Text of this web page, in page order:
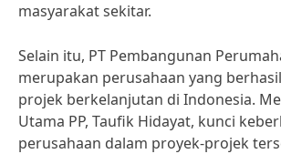
masyarakat sekitar.
Selain itu, PT Pembangunan
merupakan perusahaan yang
projek berkelanjutan di Indonesia.
Utama PP, Taufik Hidayat, kunci
perusahaan dalam proyek-projek